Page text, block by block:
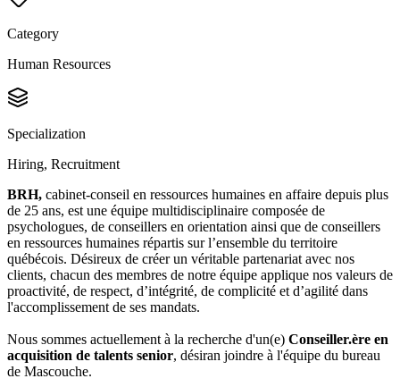
Category
Human Resources
Specialization
Hiring, Recruitment
BRH, cabinet-conseil en ressources humaines en affaire depuis plus
de 25 ans, est une équipe multidisciplinaire composée de
psychologues, de conseillers en orientation ainsi que de conseillers
en ressources humaines répartis sur l’ensemble du territoire
québécois. Désireux de créer un véritable partenariat avec nos
clients, chacun des membres de notre équipe applique nos valeurs de
proactivité, de respect, d’intégrité, de complicité et d’agilité dans
l'accomplissement de ses mandats.
Nous sommes actuellement à la recherche d'un(e) Conseiller.ère en
acquisition de talents senior, désiran joindre à l'équipe du bureau
de Mascouche.